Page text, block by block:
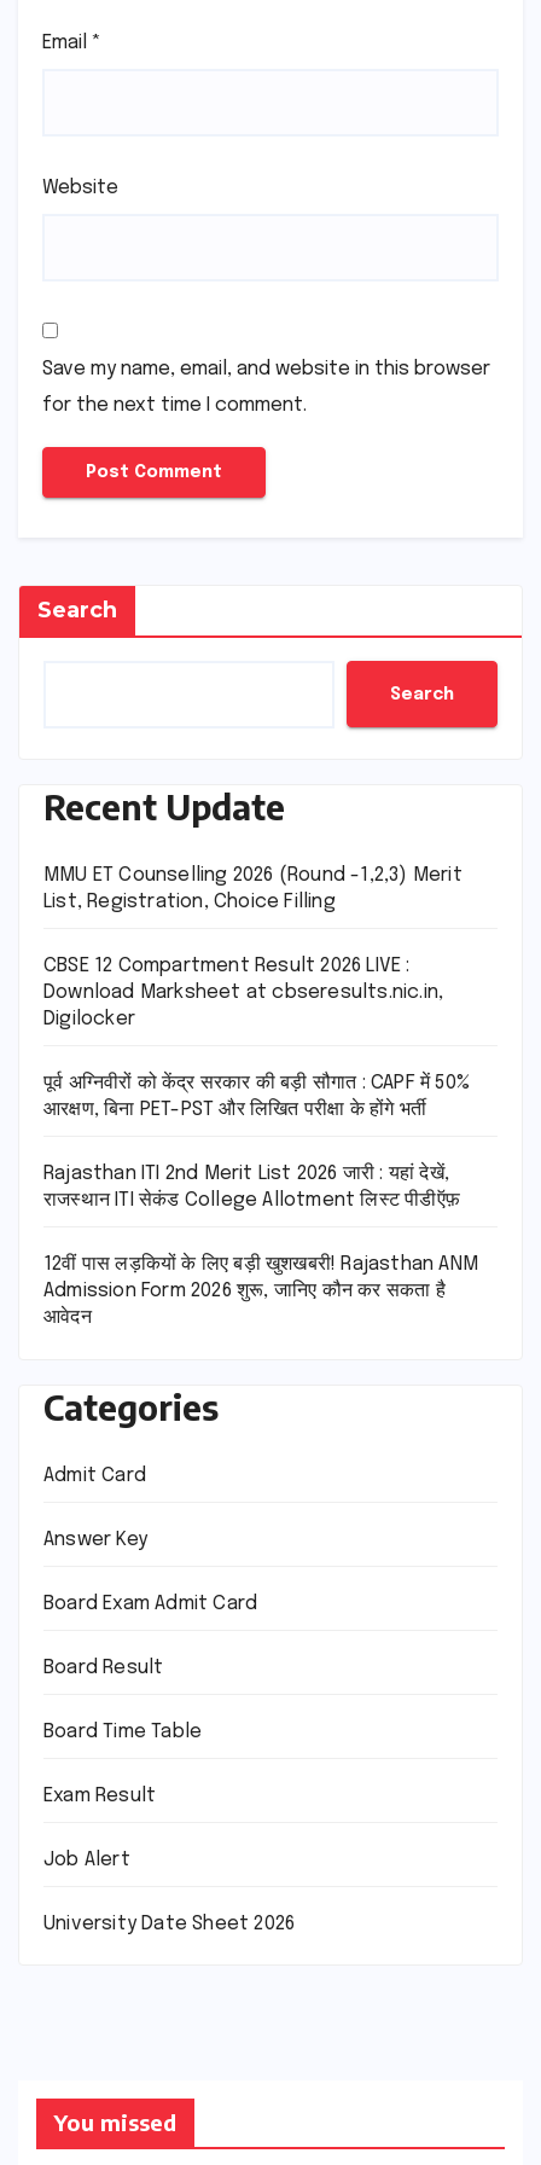
Email *
Website
Save my name, email, and website in this browser
for the next time I comment.
Search
Search
Recent Update
MMU ET Counselling 2026 (Round -1,2,3) Merit
List, Registration, Choice Filling
CBSE 12 Compartment Result 2026 LIVE :
Download Marksheet at cbseresults.nic.in,
Digilocker
पूर्व अग्निवीरों को केंद्र सरकार की बड़ी सौगात : CAPF में 50%
आरक्षण, बिना PET-PST और लिखित परीक्षा के होंगे भर्ती
Rajasthan ITI 2nd Merit List 2026 जारी : यहां देखें,
राजस्थान ITI सेकंड College Allotment लिस्ट पीडीऍफ़
12वीं पास लड़कियों के लिए बड़ी खुशखबरी! Rajasthan ANM
Admission Form 2026 शुरू, जानिए कौन कर सकता है
आवेदन
Categories
Admit Card
Answer Key
Board Exam Admit Card
Board Result
Board Time Table
Exam Result
Job Alert
University Date Sheet 2026
You missed